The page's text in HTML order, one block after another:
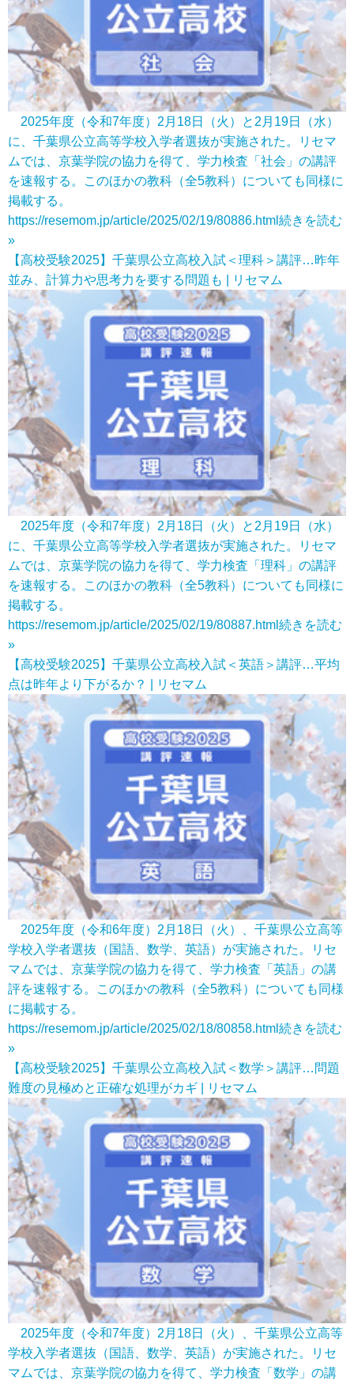
2025年度（令和7年度）2月18日（火）と2月19日（水）
に、千葉県公立高等学校入学者選抜が実施された。リセマ
ムでは、京葉学院の協力を得て、学力検査「社会」の講評
を速報する。このほかの教科（全5教科）についても同様に
掲載する。
https://resemom.jp/article/2025/02/19/80886.html 続きを読む
»
【高校受験2025】千葉県公立高校入試＜理科＞講評…昨年
並み、計算力や思考力を要する問題も | リセマム
2025年度（令和7年度）2月18日（火）と2月19日（水）
に、千葉県公立高等学校入学者選抜が実施された。リセマ
ムでは、京葉学院の協力を得て、学力検査「理科」の講評
を速報する。このほかの教科（全5教科）についても同様に
掲載する。
https://resemom.jp/article/2025/02/19/80887.html 続きを読む
»
【高校受験2025】千葉県公立高校入試＜英語＞講評…平均
点は昨年より下がるか？ | リセマム
2025年度（令和6年度）2月18日（火）、千葉県公立高等
学校入学者選抜（国語、数学、英語）が実施された。リセ
マムでは、京葉学院の協力を得て、学力検査「英語」の講
評を速報する。このほかの教科（全5教科）についても同様
に掲載する。
https://resemom.jp/article/2025/02/18/80858.html 続きを読む
»
【高校受験2025】千葉県公立高校入試＜数学＞講評…問題
難度の見極めと正確な処理がカギ | リセマム
2025年度（令和7年度）2月18日（火）、千葉県公立高等
学校入学者選抜（国語、数学、英語）が実施された。リセ
マムでは、京葉学院の協力を得て、学力検査「数学」の講